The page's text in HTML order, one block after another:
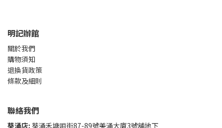
明記辦館
關於我們
購物須知
退換貨政策
條款及細則
聯絡我們
葵涌店: 葵涌禾塘咀街87-89號美涌大廈3號舖地下